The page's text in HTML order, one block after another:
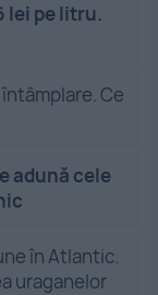
lei pe litru.
Ce
adună cele
în Atlantic.
uraganelor